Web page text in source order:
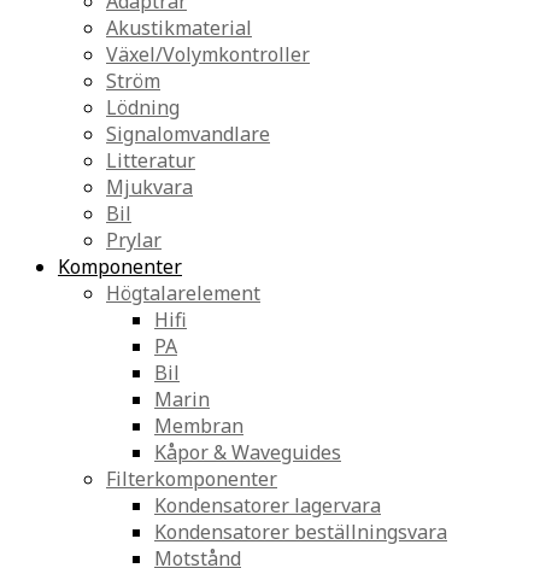
Akustikmaterial
Växel/Volymkontroller
Ström
Lödning
Signalomvandlare
Litteratur
Mjukvara
Bil
Prylar
Komponenter
Högtalarelement
Hifi
PA
Bil
Marin
Membran
Kåpor & Waveguides
Filterkomponenter
Kondensatorer lagervara
Kondensatorer beställningsvara
Motstånd